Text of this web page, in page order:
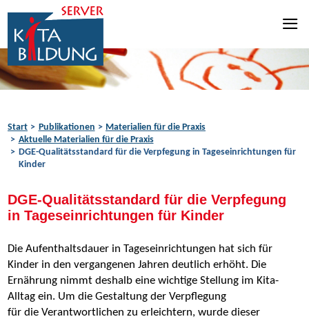
Zum Inhalt springen
Zur Navigation springen
Zum Fußbereich springen
Start Publikationen
Materialien für die Praxis
Aktuelle Materialien für die Praxis
DGE-Qualitätsstandard für die Verpfegung in Tageseinrichtungen für
Kinder
DGE-Qualitätsstandard für die Verpfegung
in Tageseinrichtungen für Kinder
Die Aufenthaltsdauer in Tageseinrichtungen hat sich für
Kinder in den vergangenen Jahren deutlich erhöht. Die
Ernährung nimmt deshalb eine wichtige Stellung im Kita-
Alltag ein. Um die Gestaltung der Verpflegung
für die Verantwortlichen zu erleichtern, wurde dieser